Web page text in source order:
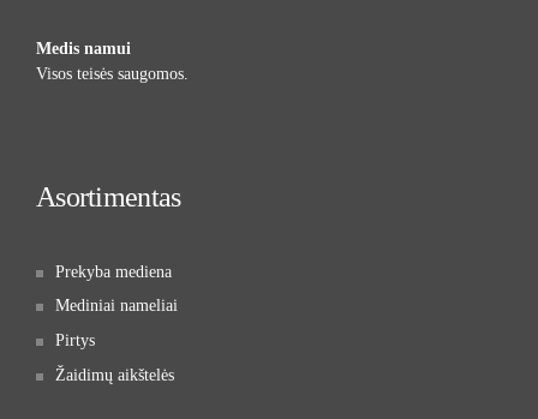
Medis namui
Visos teisės saugomos.
Asortimentas
Prekyba mediena
Mediniai nameliai
Pirtys
Žaidimų aikštelės